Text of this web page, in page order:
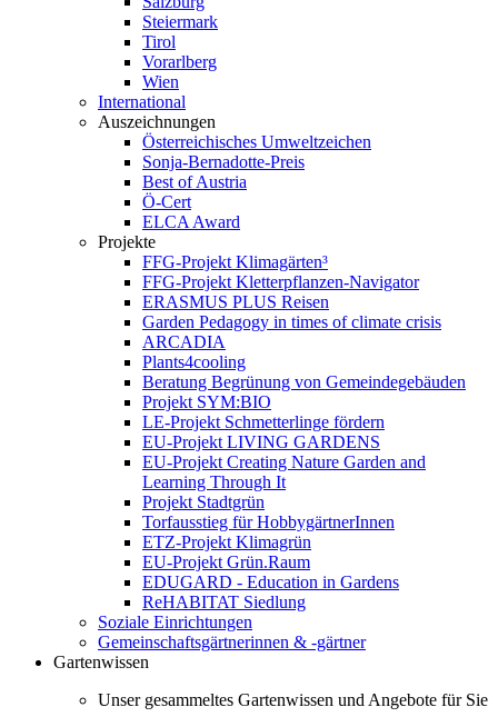
Steiermark
Tirol
Vorarlberg
Wien
International
Auszeichnungen
Österreichisches Umweltzeichen
Sonja-Bernadotte-Preis
Best of Austria
Ö-Cert
ELCA Award
Projekte
FFG-Projekt Klimagärten³
FFG-Projekt Kletterpflanzen-Navigator
ERASMUS PLUS Reisen
Garden Pedagogy in times of climate crisis
ARCADIA
Plants4cooling
Beratung Begrünung von Gemeindegebäuden
Projekt SYM:BIO
LE-Projekt Schmetterlinge fördern
EU-Projekt LIVING GARDENS
EU-Projekt Creating Nature Garden and
Learning Through It
Projekt Stadtgrün
Torfausstieg für HobbygärtnerInnen
ETZ-Projekt Klimagrün
EU-Projekt Grün.Raum
EDUGARD - Education in Gardens
ReHABITAT Siedlung
Soziale Einrichtungen
Gemeinschaftsgärtnerinnen & -gärtner
Gartenwissen
Unser gesammeltes Gartenwissen und Angebote für Sie